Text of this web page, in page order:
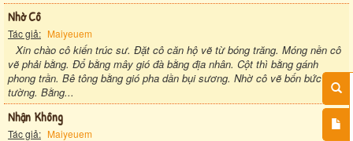
Nhờ Cô
Tác giả: Maiyeuem
Xin chào cô kiến trúc sư. Đặt cô căn hộ vẽ từ bóng trăng. Móng nền cô
vẽ phải bằng. Đổ bằng mây gió đà bằng địa nhân. Cột thì bằng gánh
phong trần. Bê tông bằng gió pha dần bụi sương. Nhờ cô vẽ bốn bức
tường. Bằng...
Nhận Không
Tác giả: Maiyeuem